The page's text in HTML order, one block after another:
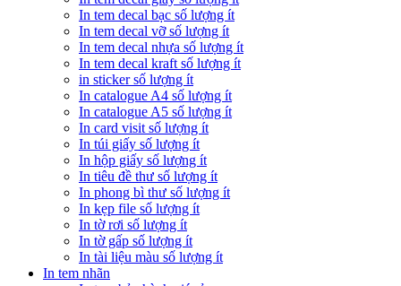
In tem decal bạc số lượng ít
In tem decal vỡ số lượng ít
In tem decal nhựa số lượng ít
In tem decal kraft số lượng ít
in sticker số lượng ít
In catalogue A4 số lượng ít
In catalogue A5 số lượng ít
In card visit số lượng ít
In túi giấy số lượng ít
In hộp giấy số lượng ít
In tiêu đề thư số lượng ít
In phong bì thư số lượng ít
In kẹp file số lượng ít
In tờ rơi số lượng ít
In tờ gấp số lượng ít
In tài liệu màu số lượng ít
In tem nhãn